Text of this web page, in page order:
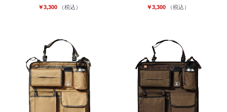
￥3,300 （税込） ￥3,300 （税込）